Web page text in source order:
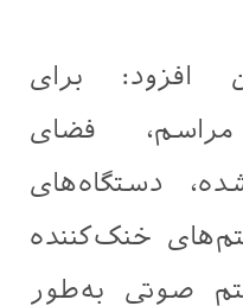
برای
فضای
دستگاه‌های
خنک‌کننده
صوتی به‌طور